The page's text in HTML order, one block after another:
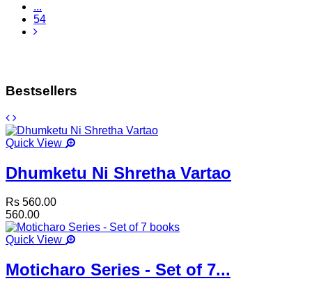
...
54
Bestsellers
Quick View
Dhumketu Ni Shretha Vartao
Rs 560.00
560.00
Quick View
Moticharo Series - Set of 7...